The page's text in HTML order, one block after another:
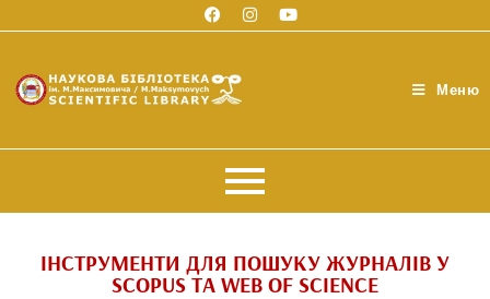
Меню
ІНСТРУМЕНТИ ДЛЯ ПОШУКУ ЖУРНАЛІВ У
SCOPUS ТА WEB OF SCIENCE